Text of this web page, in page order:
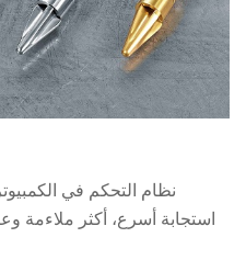
استجابة أسرع، أكثر ملاءمة